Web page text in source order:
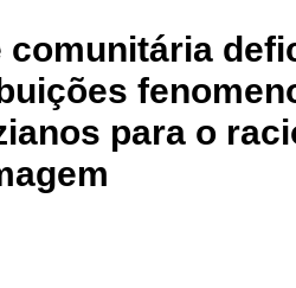
comunitária
para o